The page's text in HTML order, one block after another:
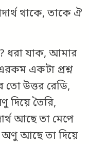
থাকে, তাকে ঐ
ধরা যাক, আমার
একটা প্রশ্ন
তো উত্তর রেডি,
দিয়ে তৈরি,
আছে তা মেপে
অণু আছে তা দিয়ে